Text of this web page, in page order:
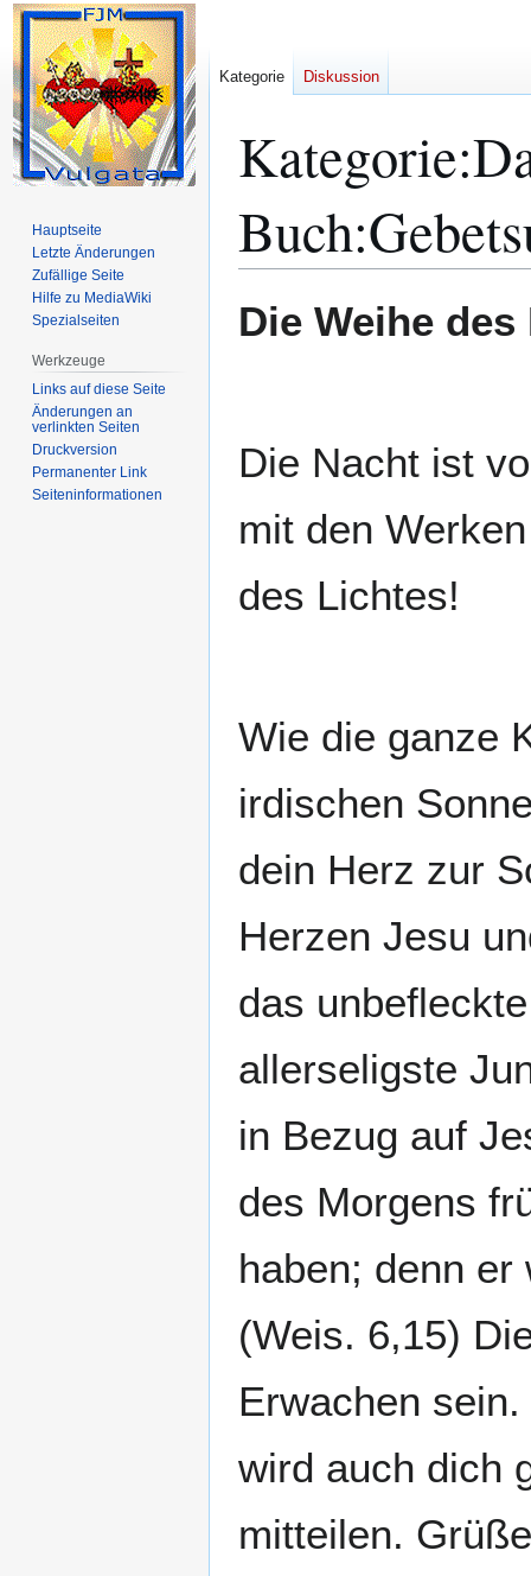
Kategorie:
Navigation
Suche
Die Weihe
Die Nacht ist
mit den
des Lichtes!
Wie die ganze
irdischen
dein Herz zur
Herzen Jesu
das
allerseligste
in Bezug auf
des Morgens
haben; denn er
(Weis. 6,15)
Erwachen
wird auch dich
mitteilen.
Kategorie Diskussion
Hauptseite
Letzte Änderungen
Zufällige Seite
Hilfe zu MediaWiki
Spezialseiten
Werkzeuge
Links auf diese Seite
Änderungen an
verlinkten Seiten
Druckversion
Permanenter Link
Seiten­­informationen